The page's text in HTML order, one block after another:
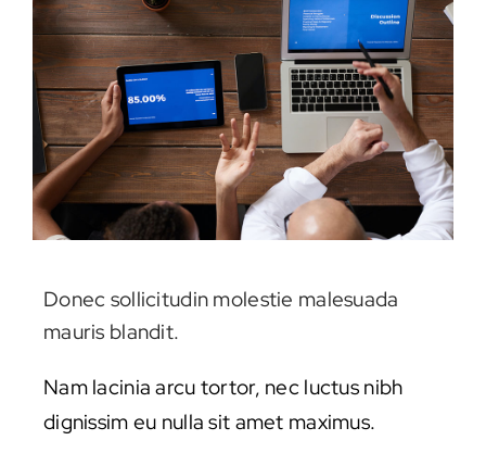
Donec sollicitudin molestie malesuada
mauris blandit.
Nam lacinia arcu tortor, nec luctus nibh
dignissim eu nulla sit amet maximus.